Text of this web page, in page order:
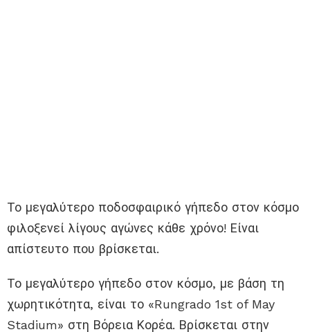
Το μεγαλύτερο ποδοσφαιρικό γήπεδο στον κόσμο
φιλοξενεί λίγους αγώνες κάθε χρόνο! Είναι
απίστευτο που βρίσκεται.
Το μεγαλύτερο γήπεδο στον κόσμο, με βάση τη
χωρητικότητα, είναι το «Rungrado 1st of May
Stadium» στη Βόρεια Κορέα. Βρίσκεται στην